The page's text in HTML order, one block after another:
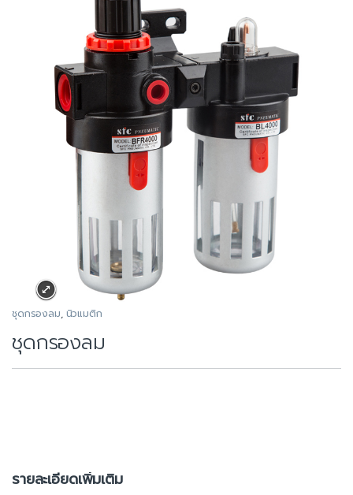
ชุดกรองลม, นิวแมติก
ชุดกรองลม
รายละเอียดเพิ่มเติม